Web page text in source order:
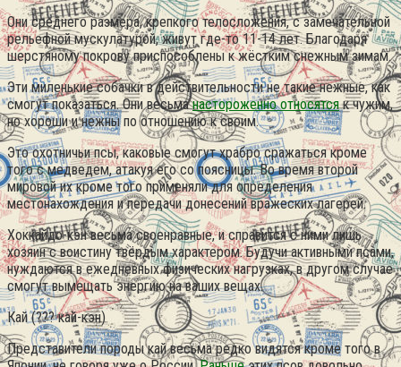
Они среднего размера, крепкого телосложения, с замечательной
рельефной мускулатурой, живут где-то 11-14 лет. Благодаря
шерстяному покрову приспособлены к жёстким снежным зимам.
Эти миленькие собачки в действительности не такие нежные, как
смогут показаться. Они весьманастороженно относятсяк чужим,
но хороши и нежны по отношению к своим.
Это охотничьи псы, каковые смогут храбро сражаться кроме
того с медведем, атакуя его со поясницы. Во время второй
мировой их кроме того применяли для определения
местонахождения и передачи донесений вражеских лагерей.
Хоккайдо-кэн весьма своенравные, и справится с ними лишь
хозяин с воистину твёрдым характером. Будучи активными псами,
нуждаются в ежедневных физических нагрузках, в другом случае
смогут вымещать энергию на ваших вещах.
Кай (??? кай-кэн)
Представители породы кай весьма редко видятся кроме того в